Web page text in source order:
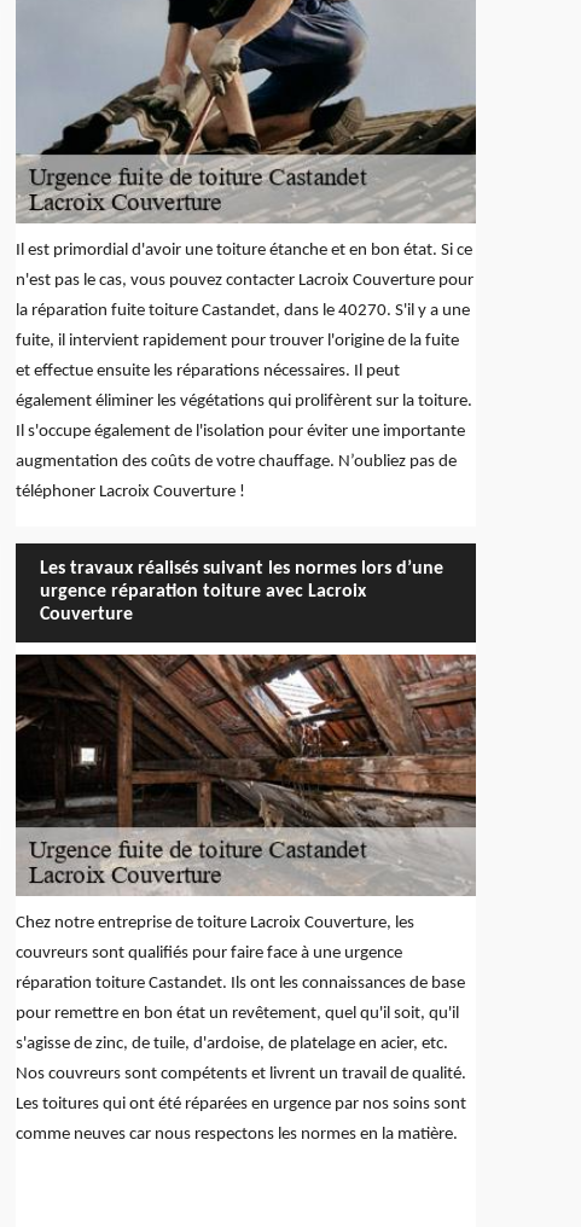
Il est primordial d'avoir une toiture étanche et en bon état. Si ce
n'est pas le cas, vous pouvez contacter Lacroix Couverture pour
la réparation fuite toiture Castandet, dans le 40270. S'il y a une
fuite, il intervient rapidement pour trouver l'origine de la fuite
et effectue ensuite les réparations nécessaires. Il peut
également éliminer les végétations qui prolifèrent sur la toiture.
Il s'occupe également de l'isolation pour éviter une importante
augmentation des coûts de votre chauffage. N’oubliez pas de
téléphoner Lacroix Couverture !
Les travaux réalisés suivant les normes lors d’une
urgence réparation toiture avec Lacroix
Couverture
Chez notre entreprise de toiture Lacroix Couverture, les
couvreurs sont qualifiés pour faire face à une urgence
réparation toiture Castandet. Ils ont les connaissances de base
pour remettre en bon état un revêtement, quel qu'il soit, qu'il
s'agisse de zinc, de tuile, d'ardoise, de platelage en acier, etc.
Nos couvreurs sont compétents et livrent un travail de qualité.
Les toitures qui ont été réparées en urgence par nos soins sont
comme neuves car nous respectons les normes en la matière.